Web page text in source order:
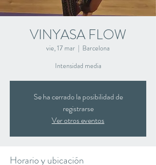
VINYASA FLOW
vie, 17 mar
  |
Barcelona
Intensidad media
Se ha cerrado la posibilidad de
registrarse
Ver otros eventos
Horario y ubicación